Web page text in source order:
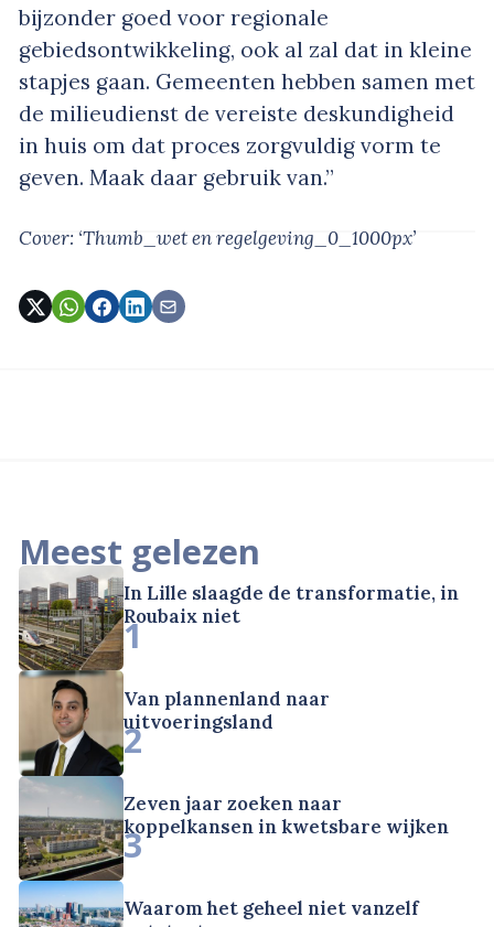
bijzonder goed voor regionale
gebiedsontwikkeling, ook al zal dat in kleine
stapjes gaan. Gemeenten hebben samen met
de milieudienst de vereiste deskundigheid
in huis om dat proces zorgvuldig vorm te
geven. Maak daar gebruik van.”
Cover: ‘Thumb_wet en regelgeving_0_1000px’
Meest gelezen
In Lille slaagde de transformatie, in
Roubaix niet
1
Van plannenland naar
uitvoeringsland
2
Zeven jaar zoeken naar
koppelkansen in kwetsbare wijken
3
Waarom het geheel niet vanzelf